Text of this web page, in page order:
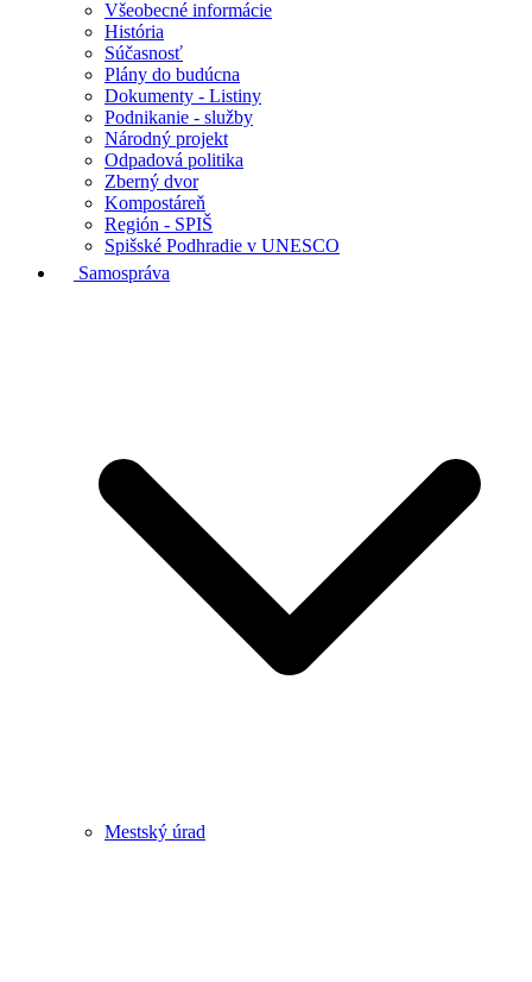
Všeobecné informácie
História
Súčasnosť
Plány do budúcna
Dokumenty - Listiny
Podnikanie - služby
Národný projekt
Odpadová politika
Zberný dvor
Kompostáreň
Región - SPIŠ
Spišské Podhradie v UNESCO
Samospráva
Mestský úrad